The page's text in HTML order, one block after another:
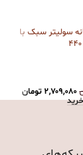
سولیتر سبک با
۲,۷۰۹,۰۸۰ تومان